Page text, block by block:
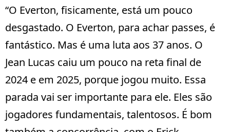
“O Everton, fisicamente, está um pouco
desgastado. O Everton, para achar passes, é
fantástico. Mas é uma luta aos 37 anos. O
Jean Lucas caiu um pouco na reta final de
2024 e em 2025, porque jogou muito. Essa
parada vai ser importante para ele. Eles são
jogadores fundamentais, talentosos. É bom